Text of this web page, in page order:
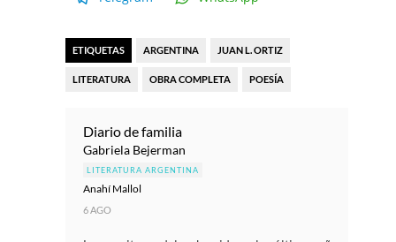
ETIQUETAS ARGENTINA JUAN L. ORTIZ
LITERATURA OBRA COMPLETA POESÍA
Diario de familia
Gabriela Bejerman
LITERATURA ARGENTINA
Anahí Mallol
6 AGO